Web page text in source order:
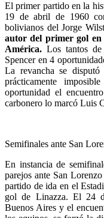
El primer partido en la
19 de abril de 1960
bolivianos del Jorge
autor del primer gol
América. Los tantos
Spencer en 4
La revancha se
prácticamente
oportunidad el
carbonero lo marcó Luis
Semifinales ante San
En instancia de
parejos ante San
partido de ida en el
gol de Linazza. El 24
Buenos Aires y el